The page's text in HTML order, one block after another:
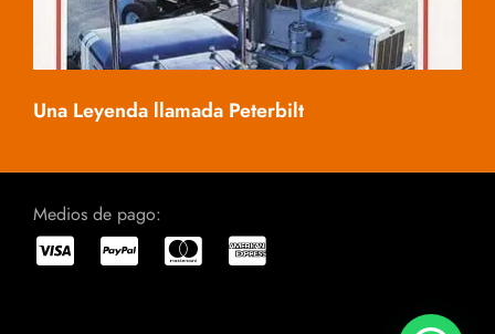
Una Leyenda llamada Peterbilt
Medios de pago: